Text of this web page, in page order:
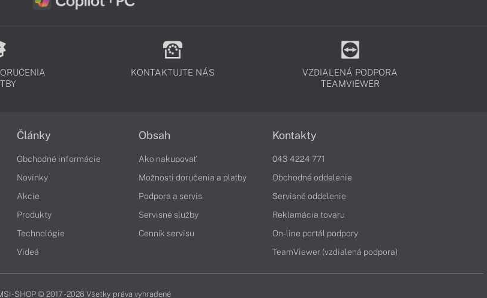
KONTAKTUJTE NÁS
VZDIALENÁ PODPORA
TEAMVIEWER
Články
Obchodné informácie
Novinky
Akcie
Produkty
Technológie
Videá
Obsah
Ako nakupovať
Možnosti doručenia a platby
Podpora a servis
Servisné služby
Cenník servisu
Kontakty
043 4224 771
Obchodné oddelenie
Servisné oddelenie
Reklamácia tovaru
On-line portál podpory
TeamViewer (vzdialená podpora)
SHOP © 2017 - 2026 Všetky práva vyhradené